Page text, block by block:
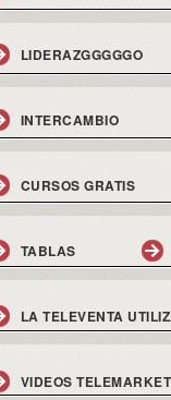
LIDERAZGGGGGO
INTERCAMBIO
CURSOS GRATIS
TABLAS
LA TELEVENTA
VIDEOS